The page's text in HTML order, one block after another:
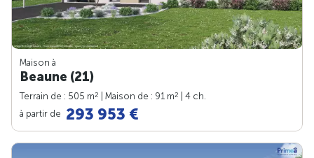
Maison à
Beaune (21)
Terrain de : 505 m2 | Maison de : 91 m2
| 4 ch.
à partir de 293 953 €